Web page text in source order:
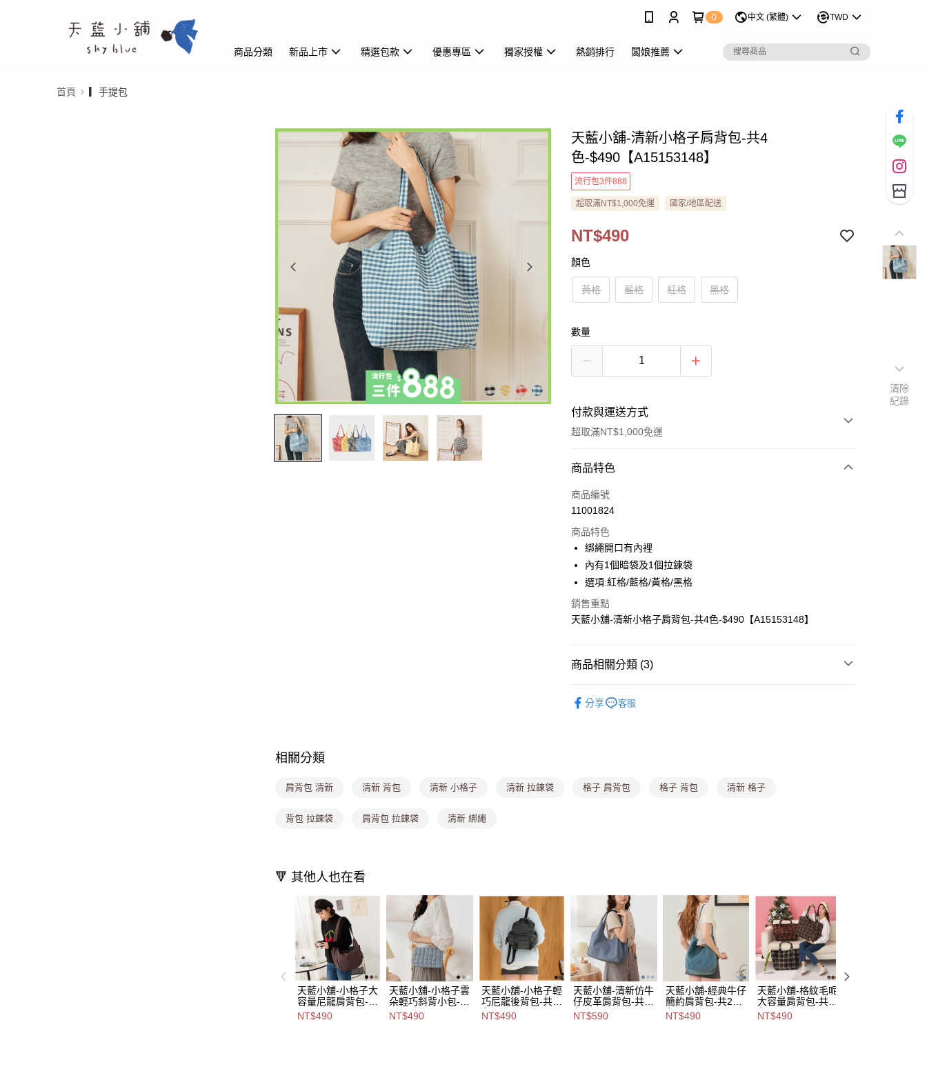
0 中文 (繁體) TWD
商品分類 新品上市 精選包款 優惠專區 獨家授權 熱銷排行 闆娘推薦
首頁 ▎手提包
天藍小舖-清新小格子肩背包-共4
色-$490【A15153148】
流行包3件888
超取滿NT$1,000免運 國家/地區配送
NT$490
顏色
黃格 藍格 紅格 黑格
數量
付款與運送方式
超取滿NT$1,000免運
付款方式
信用卡一次付款
LINE Pay
Apple Pay
悠遊付
大哥付你分期
【大哥付你分期使用說明】
消。如遇「轉專審核」未通過狀況，表示未達大哥付你分期系統評分，恕
1.本服務係由「台灣大哥大股份有限公司」（以下簡稱本公司）所提供，讓
用戶於交易時，得透過本服務購買商品或服務，並由商店將買賣／分期付
款買賣價金債權讓與本公司後，依約使用本公司帳單繳交帳款。
2.基於同意付款使用「大哥付你分期」之契約關係目的，商店將以您的個人
資料（包含姓名、電話或地址）提供予台灣大哥大進項蒐集、處理及利
用，由本公司與您本人進行分期帳單所需資料之確認、核對及更正。
3.完整用戶服務條款，請詳閱以下連結：
https://oppay.tw/userRule
ATM付款
全家取貨付款
付款後萊爾富取貨
每筆NT$8,888，滿NT$8,888(含以上)免運費
7-11取貨付款
每筆NT$80，滿NT$1,000(含以上)免運費
付款後7-11取貨
每筆NT$80，滿NT$1,000(含以上)免運費
商品特色
商品編號
11001824
商品特色
綁繩開口有內裡
內有1個暗袋及1個拉鍊袋
選項:紅格/藍格/黃格/黑格
銷售重點
天藍小舖-清新小格子肩背包-共4色-$490【A15153148】
商品相關分類 (3)
分享 客服
相關分類
肩背包 清新 清新 背包 清新 小格子 清新 拉鍊袋 格子 肩背包 格子 背包 清新 格子
背包 拉鍊袋 肩背包 拉鍊袋 清新 綁繩
🔻 其他人也在看
天藍小舖-小格子大
容量尼龍肩背包-共
3
色-$490【A15153
NT$490
天藍小舖-小格子雲
朵輕巧斜背小包-共
3
色-$490【A17175
NT$490
天藍小舖-小格子輕
巧尼龍後背包-共2
色-$490【A12122
321】
NT$490
天藍小舖-清新仿牛
仔皮革肩背包-共3
色-$590【A15153
088】
NT$590
天藍小舖-經典牛仔
簡約肩背包-共2
色-$490【A15153
119】
NT$490
天藍小舖-格紋毛呢
大容量肩背包-共3
色-$490【A15153
210】
NT$490
清除
紀錄